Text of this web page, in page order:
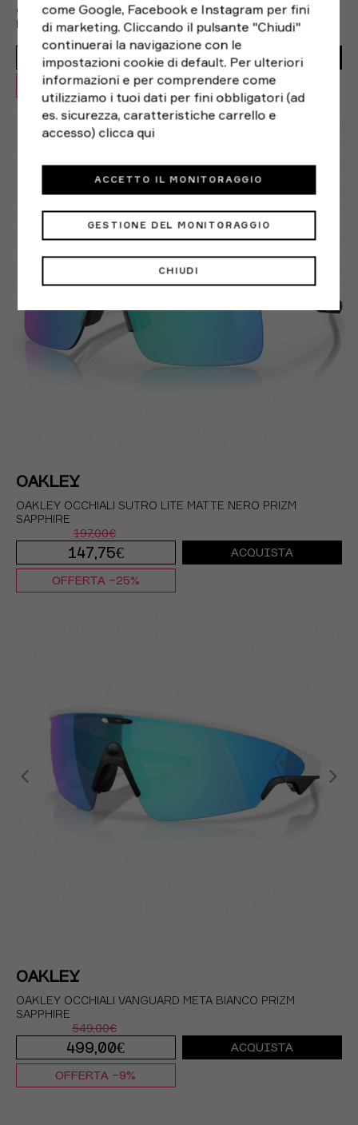
OAKLEY OCCHIALI SUTRO LITE SWEEP MATTE CLEAR
PHOTOCROM
225,00€
168,75€
TU
ACQUISTA
OFFERTA -25%
OAKLEY
OAKLEY OCCHIALI SUTRO LITE MATTE NERO PRIZM
SAPPHIRE
197,00€
147,75€ ACQUISTA
OFFERTA -25%
OAKLEY
OAKLEY OCCHIALI VANGUARD META BIANCO PRIZM
SAPPHIRE
549,00€
499,00€ ACQUISTA
OFFERTA -9%
come Google, Facebook e Instagram per fini
di marketing. Cliccando il pulsante "Chiudi"
continuerai la navigazione con le
impostazioni cookie di default. Per ulteriori
informazioni e per comprendere come
utilizziamo i tuoi dati per fini obbligatori (ad
es. sicurezza, caratteristiche carrello e
accesso)clicca qui
CHIUDI
GESTIONE DEL MONITORAGGIO
ACCETTO IL MONITORAGGIO